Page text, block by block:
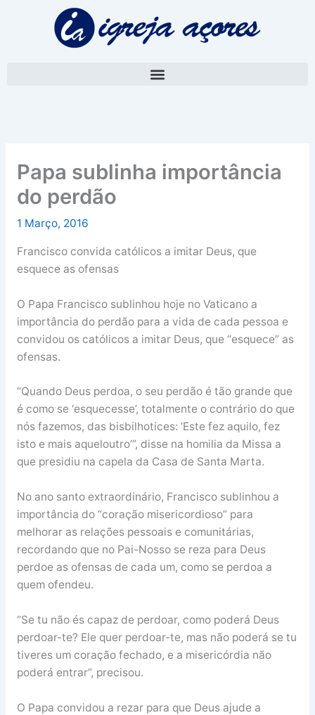
Papa sublinha importância
do perdão
1 Março, 2016
Francisco convida católicos a imitar Deus, que
esquece as ofensas
O Papa Francisco sublinhou hoje no Vaticano a
importância do perdão para a vida de cada pessoa e
convidou os católicos a imitar Deus, que “esquece” as
ofensas.
“Quando Deus perdoa, o seu perdão é tão grande que
é como se ‘esquecesse’, totalmente o contrário do que
nós fazemos, das bisbilhotices: ‘Este fez aquilo, fez
isto e mais aqueloutro’”, disse na homilia da Missa a
que presidiu na capela da Casa de Santa Marta.
No ano santo extraordinário, Francisco sublinhou a
importância do “coração misericordioso” para
melhorar as relações pessoais e comunitárias,
recordando que no Pai-Nosso se reza para Deus
perdoe as ofensas de cada um, como se perdoa a
quem ofendeu.
“Se tu não és capaz de perdoar, como poderá Deus
perdoar-te? Ele quer perdoar-te, mas não poderá se tu
tiveres um coração fechado, e a misericórdia não
poderá entrar”, precisou.
O Papa convidou a rezar para que Deus ajude a